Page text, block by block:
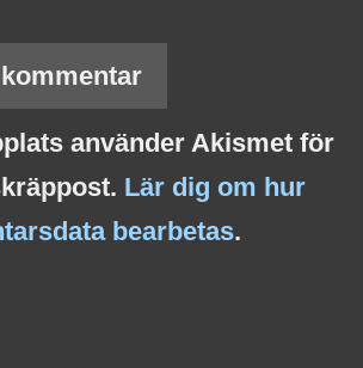
använder Akismet för
Lär dig om hur
bearbetas.